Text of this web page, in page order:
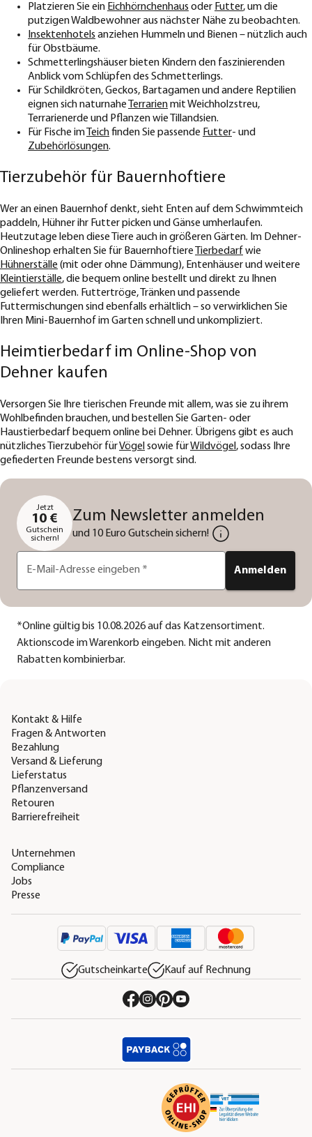
Platzieren Sie ein Eichhörnchenhaus oder Futter, um die
putzigen Waldbewohner aus nächster Nähe zu beobachten.
Insektenhotels anziehen Hummeln und Bienen – nützlich auch
für Obstbäume.
Schmetterlingshäuser bieten Kindern den faszinierenden
Anblick vom Schlüpfen des Schmetterlings.
Für Schildkröten, Geckos, Bartagamen und andere Reptilien
eignen sich naturnahe
Terrarienmit Weichholzstreu,
Terrarienerde und Pflanzen wie Tillandsien.
Für Fische im Teichfinden Sie passende Futter- und
Zubehörlösungen.
Tierzubehör für Bauernhoftiere
Wer an einen Bauernhof denkt, sieht Enten auf dem Schwimmteich
paddeln, Hühner ihr Futter picken und Gänse umherlaufen.
Heutzutage leben diese Tiere auch in größeren Gärten. Im Dehner-
Onlineshop erhalten Sie für Bauernhoftiere
Tierbedarf wie
Hühnerställe (mit oder ohne Dämmung), Entenhäuser und weitere
Kleintierställe, die bequem online bestellt und direkt zu Ihnen
geliefert werden. Futtertröge, Tränken und passende
Futtermischungen sind ebenfalls erhältlich – so verwirklichen Sie
Ihren Mini-Bauernhof im Garten schnell und unkompliziert.
Heimtierbedarf im Online-Shop von
Dehner kaufen
Versorgen Sie Ihre tierischen Freunde mit allem, was sie zu ihrem
Wohlbefinden brauchen, und bestellen Sie Garten- oder
Haustierbedarf bequem online bei Dehner. Übrigens gibt es auch
nützliches Tierzubehör fürVögel sowie fürWildvögel , sodass Ihre
gefiederten Freunde bestens versorgt sind.
Jetzt
10 €
Gutschein
sichern!
Zum Newsletter anmelden
und 10 Euro Gutschein sichern!
E-Mail-Adresse eingeben * Anmelden
*Online gültig bis 10.08.2026 auf das Katzensortiment.
Aktionscode im Warenkorb eingeben. Nicht mit anderen
Rabatten kombinierbar.
Kontakt & Hilfe
Fragen & Antworten
Bezahlung
Versand & Lieferung
Lieferstatus
Pflanzenversand
Retouren
Barrierefreiheit
Unternehmen
Compliance
Jobs
Presse
Gutscheinkarte Kauf auf Rechnung